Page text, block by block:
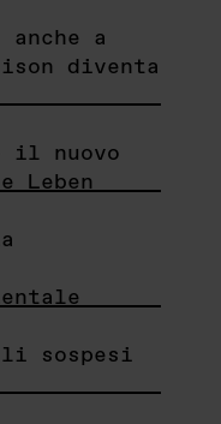
anche a
diventa
il nuovo
Leben
sospesi